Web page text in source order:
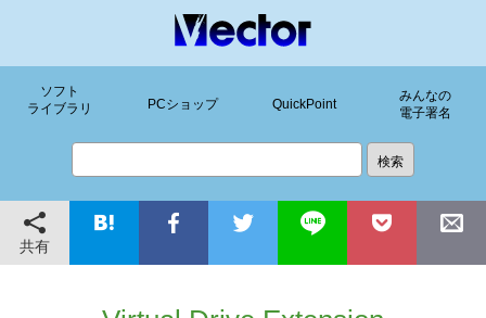
ソフト
ライブラリ
PCショップ QuickPoint
みんなの
電子署名
共有